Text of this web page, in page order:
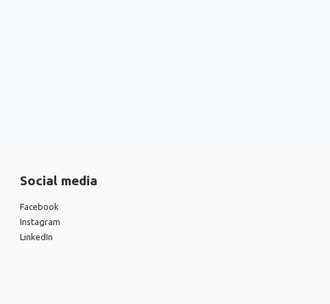
Social media
Facebook
Instagram
LinkedIn